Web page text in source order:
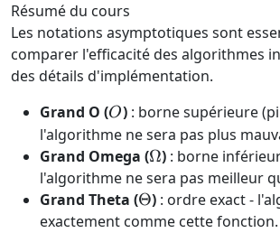
Résumé du cours
Les notations asymptotiques sont
comparer l'efficacité des algorithmes
des détails d'implémentation.
Grand O (O
O): borne supérieure
l'algorithme ne sera pas plus
Grand Omega (\Omega
Ω) : borne
l'algorithme ne sera pas meilleur
Grand Theta (\Theta
Θ) : ordre exact -
exactement comme cette fonction.